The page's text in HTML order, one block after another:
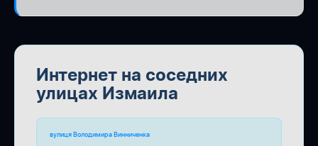
Интернет на соседних
улицах Измаила
вулиця Володимира Винниченка